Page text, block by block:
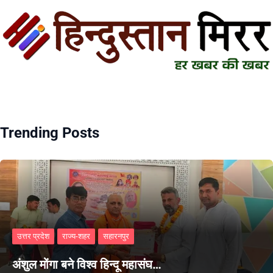
Trending Posts
उत्तर प्रदेश राज्य-शहर सहारनपुर
अंशुल मोंगा बने विश्व हिन्दू महासंघ…